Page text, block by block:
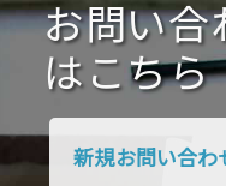
2020年7月 2020
2020年4月 2020
2019年10月 2019
お問い合
はこちら
新規お問い合わ